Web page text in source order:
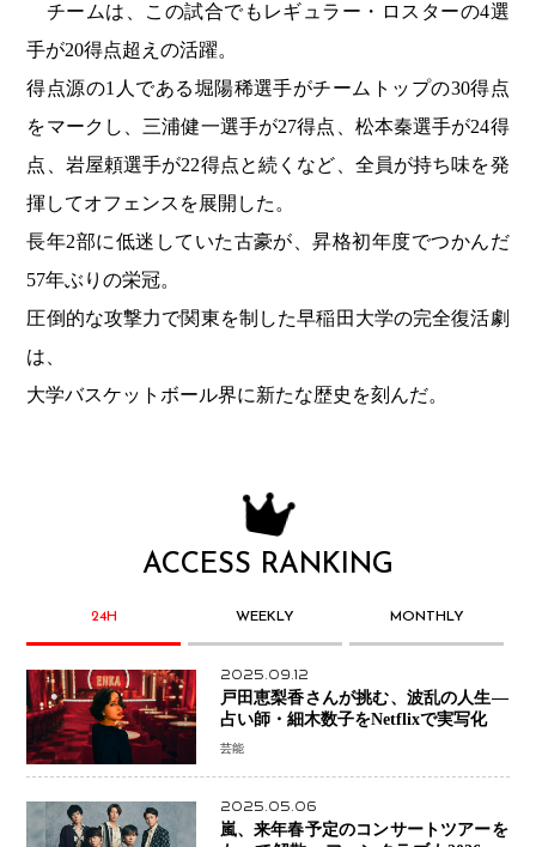
チームは、この試合でもレギュラー・ロスターの4選
手が20得点超えの活躍。
得点源の1人である堀陽稀選手がチームトップの30得点
をマークし、三浦健一選手が27得点、松本秦選手が24得
点、岩屋頼選手が22得点と続くなど、全員が持ち味を発
揮してオフェンスを展開した。
長年2部に低迷していた古豪が、昇格初年度でつかんだ
57年ぶりの栄冠。
圧倒的な攻撃力で関東を制した早稲田大学の完全復活劇
は、
大学バスケットボール界に新たな歴史を刻んだ。
ACCESS RANKING
24H WEEKLY MONTHLY
2025.09.12
戸田恵梨香さんが挑む、波乱の人生―
占い師・細木数子をNetflixで実写化
芸能
2025.05.06
嵐、来年春予定のコンサートツアーを